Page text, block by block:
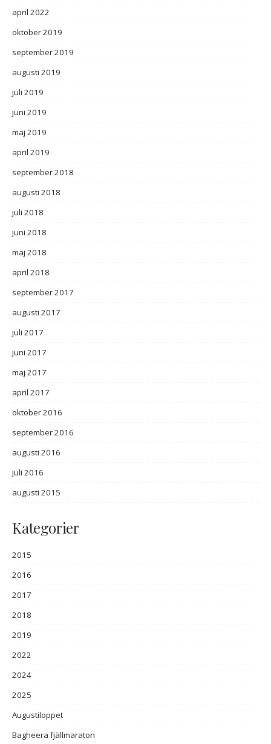
april 2022
oktober 2019
september 2019
augusti 2019
juli 2019
juni 2019
maj 2019
april 2019
september 2018
augusti 2018
juli 2018
juni 2018
maj 2018
april 2018
september 2017
augusti 2017
juli 2017
juni 2017
maj 2017
april 2017
oktober 2016
september 2016
augusti 2016
juli 2016
augusti 2015
Kategorier
2015
2016
2017
2018
2019
2022
2024
2025
Augustiloppet
Bagheera fjällmaraton